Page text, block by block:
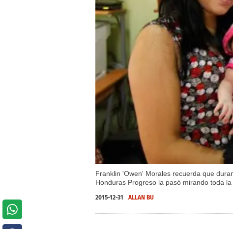
Franklin 'Owen' Morales recuerda que
Honduras Progreso la pasó mirando toda
2015-12-31 ALLAN BU